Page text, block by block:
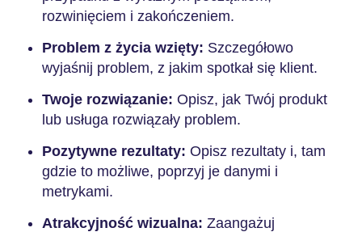
rozwinięciem i zakończeniem.
Problem z życia wzięty: Szczegółowo
wyjaśnij problem, z jakim spotkał się klient.
Twoje rozwiązanie: Opisz, jak Twój produkt
lub usługa rozwiązały problem.
Pozytywne rezultaty: Opisz rezultaty i, tam
gdzie to możliwe, poprzyj je danymi i
metrykami.
Atrakcyjność wizualna: Zaangażuj